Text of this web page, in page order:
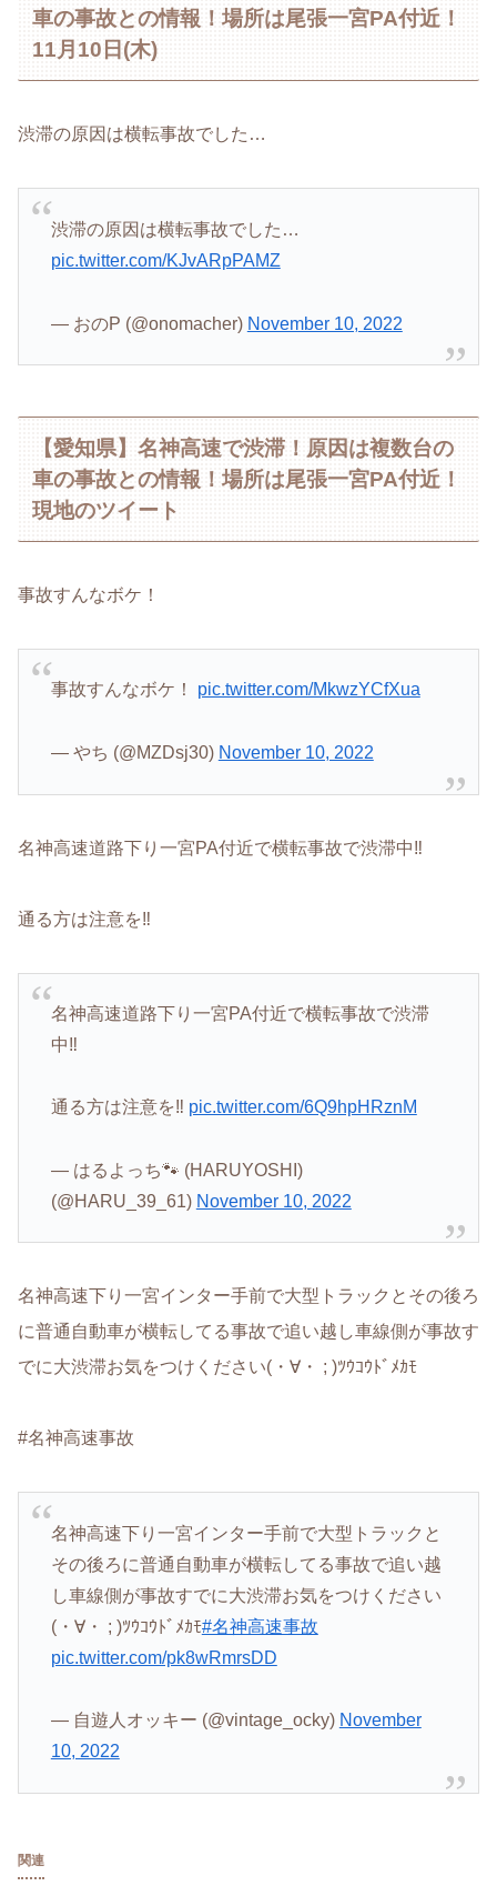
車の事故との情報！場所は尾張一宮PA付近！
11月10日(木)
渋滞の原因は横転事故でした…
渋滞の原因は横転事故でした…
pic.twitter.com/KJvARpPAMZ
— おのP (@onomacher) November 10, 2022
【愛知県】名神高速で渋滞！原因は複数台の
車の事故との情報！場所は尾張一宮PA付近！
現地のツイート
事故すんなボケ！
事故すんなボケ！ pic.twitter.com/MkwzYCfXua
— やち (@MZDsj30) November 10, 2022
名神高速道路下り一宮PA付近で横転事故で渋滞中‼️
通る方は注意を‼️
名神高速道路下り一宮PA付近で横転事故で渋滞
中‼️
通る方は注意を‼️ pic.twitter.com/6Q9hpHRznM
— はるよっち🐾 (HARUYOSHI)
(@HARU_39_61) November 10, 2022
名神高速下り一宮インター手前で大型トラックとその後ろ
に普通自動車が横転してる事故で追い越し車線側が事故す
でに大渋滞お気をつけください(・∀・ ; )ﾂｳｺｳﾄﾞﾒｶﾓ
#名神高速事故
名神高速下り一宮インター手前で大型トラックと
その後ろに普通自動車が横転してる事故で追い越
し車線側が事故すでに大渋滞お気をつけください
(・∀・ ; )ﾂｳｺｳﾄﾞﾒｶﾓ#名神高速事故
pic.twitter.com/pk8wRmrsDD
— 自遊人オッキー (@vintage_ocky) November
10, 2022
関連